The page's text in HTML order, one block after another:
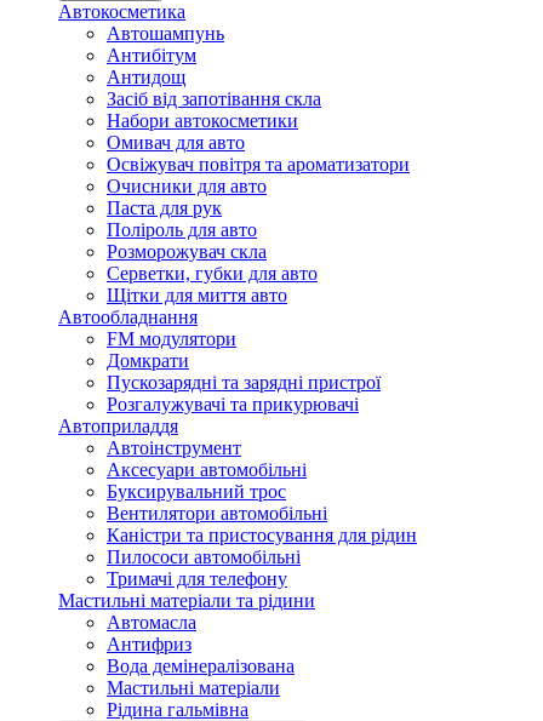
Автокосметика
Автошампунь
Антибітум
Антидощ
Засіб від запотівання скла
Набори автокосметики
Омивач для авто
Освіжувач повітря та ароматизатори
Очисники для авто
Паста для рук
Поліроль для авто
Розморожувач скла
Серветки, губки для авто
Щітки для миття авто
Автообладнання
FM модулятори
Домкрати
Пускозарядні та зарядні пристрої
Розгалужувачі та прикурювачі
Автоприладдя
Автоінструмент
Аксесуари автомобільні
Буксирувальний трос
Вентилятори автомобільні
Каністри та пристосування для рідин
Пилососи автомобільні
Тримачі для телефону
Мастильні матеріали та рідини
Автомасла
Антифриз
Вода демінералізована
Мастильні матеріали
Рідина гальмівна